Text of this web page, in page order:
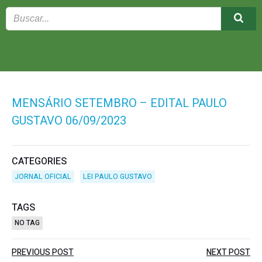
MENSÁRIO SETEMBRO – EDITAL PAULO
GUSTAVO 06/09/2023
CATEGORIES
JORNAL OFICIAL LEI PAULO GUSTAVO
TAGS
NO TAG
PREVIOUS POST NEXT POST